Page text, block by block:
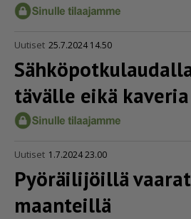
Uutiset 25.7.2024 14.50
tä­välle eikä
Uutiset 1.7.2024 23.00
Pyöräilijöillä
maanteillä